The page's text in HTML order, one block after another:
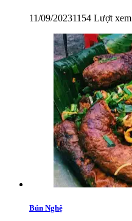
11/09/20231154 Lượt xem
Bún Nghệ